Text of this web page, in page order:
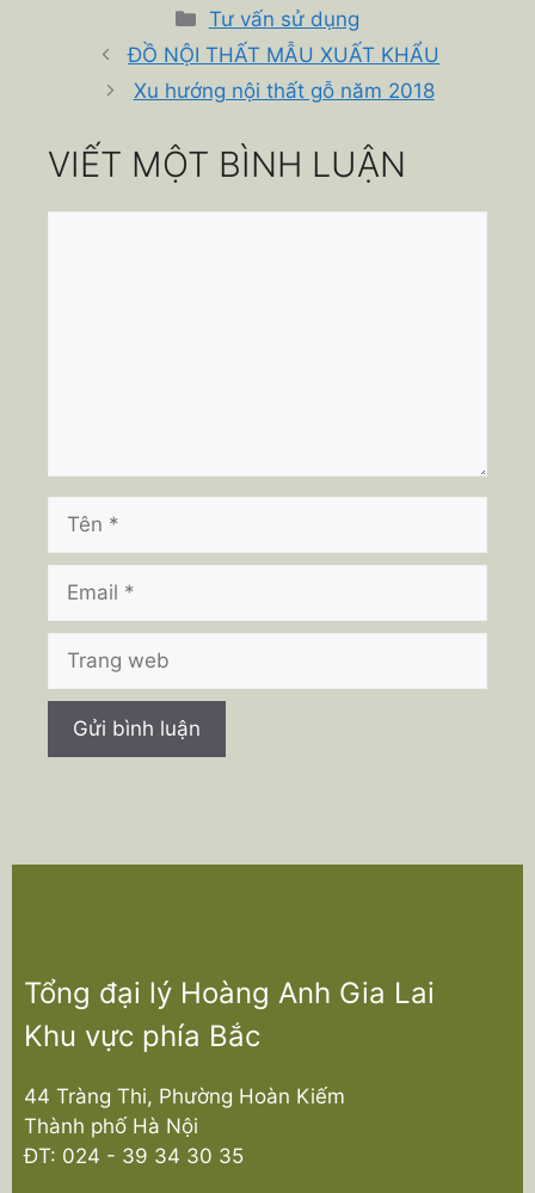
Danh
mục
Tư vấn sử dụng
ĐỒ NỘI THẤT MẪU XUẤT KHẨU
Xu hướng nội thất gỗ năm 2018
VIẾT MỘT BÌNH LUẬN
web
Tổng đại lý Hoàng Anh Gia Lai
Khu vực phía Bắc
44 Tràng Thi, Phường Hoàn Kiếm
Thành phố Hà Nội
ĐT: 024 - 39 34 30 35